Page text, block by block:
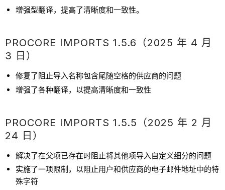
增强型翻译，提高了清晰度和一致性。
PROCORE IMPORTS 1.5.6（2025 年 4 月
3 日）
修复了阻止导入名称包含尾随空格的供应商的问题
增强了各种翻译，以提高清晰度和一致性
PROCORE IMPORTS 1.5.5（2025 年 2 月
24 日）
解决了在父项已存在时阻止将其他项导入自定义细分的问题
实施了一项限制，以阻止用户和供应商的电子邮件地址中的特
殊字符